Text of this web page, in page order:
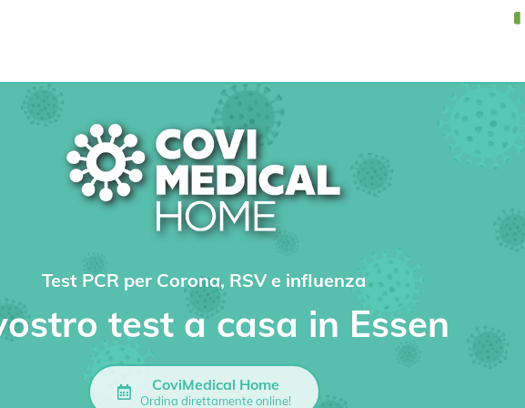
Test PCR per Corona, RSV e influenza
test a casa in Essen
CoviMedical Home
Ordina direttamente online!